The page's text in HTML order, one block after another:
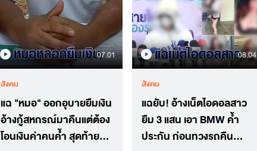
07.01
สังคม
แฉ "หมอ" ออกอุบายยืมเงิน
อ้างกู้สหกรณ์มาคืนแต่ต้อง
โอนเงินค่าคนค้ำ สุดท้าย
08.04
สังคม
แฉยับ! อ้างเน็ตไอดอลสาว
ยืม 3 แสน เอา BMW ค้ำ
ประกัน ก่อนทวงรถคืน